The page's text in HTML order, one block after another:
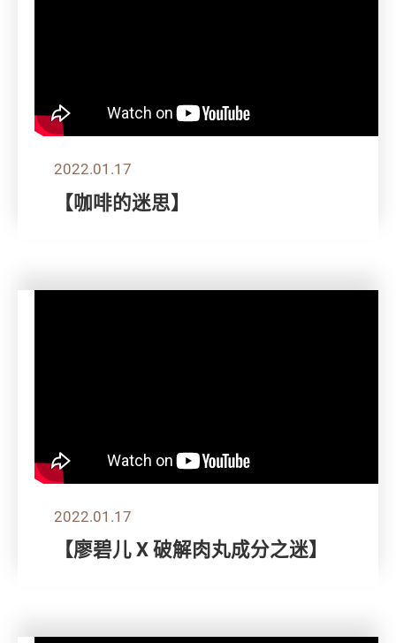
2022.01.17
【咖啡的迷思】
2022.01.17
【廖碧儿 X 破解肉丸成分之迷】